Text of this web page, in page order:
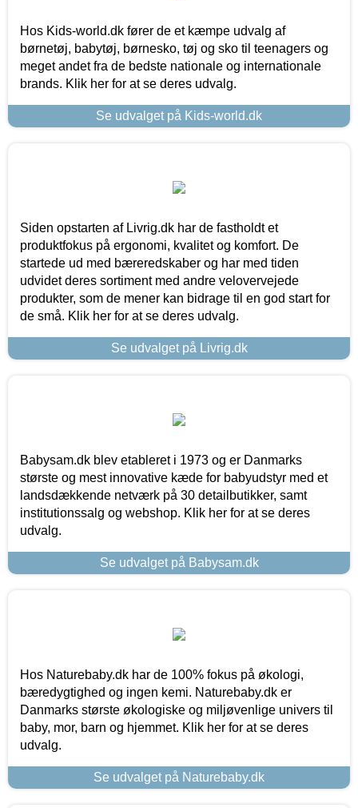
Hos Kids-world.dk fører de et kæmpe udvalg af
børnetøj, babytøj, børnesko, tøj og sko til teenagers og
meget andet fra de bedste nationale og internationale
brands. Klik her for at se deres udvalg.
Se udvalget på Kids-world.dk
Siden opstarten af Livrig.dk har de fastholdt et
produktfokus på ergonomi, kvalitet og komfort. De
startede ud med bæreredskaber og har med tiden
udvidet deres sortiment med andre velovervejede
produkter, som de mener kan bidrage til en god start for
de små. Klik her for at se deres udvalg.
Se udvalget på Livrig.dk
Babysam.dk blev etableret i 1973 og er Danmarks
største og mest innovative kæde for babyudstyr med et
landsdækkende netværk på 30 detailbutikker, samt
institutionssalg og webshop. Klik her for at se deres
udvalg.
Se udvalget på Babysam.dk
Hos Naturebaby.dk har de 100% fokus på økologi,
bæredygtighed og ingen kemi. Naturebaby.dk er
Danmarks største økologiske og miljøvenlige univers til
baby, mor, barn og hjemmet. Klik her for at se deres
udvalg.
Se udvalget på Naturebaby.dk